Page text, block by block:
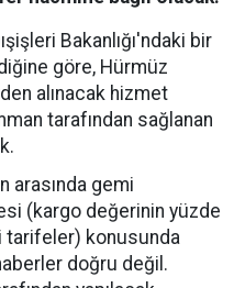
Bakanlığı'ndaki bir
göre, Hürmüz
alınacak hizmet
tarafından sağlanan
arasında gemi
(kargo değerinin yüzde
tarifeler) konusunda
doğru değil.